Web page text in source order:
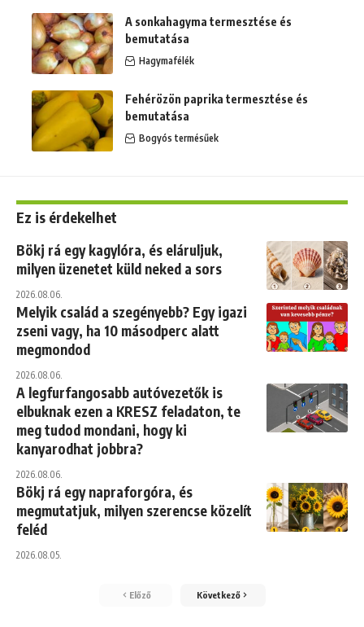
A sonkahagyma termesztése és
bemutatása
Hagymafélék
Fehérözön paprika termesztése és
bemutatása
Bogyós termésűek
Ez is érdekelhet
Bökj rá egy kagylóra, és eláruljuk,
milyen üzenetet küld neked a sors
2026.08.06.
Melyik család a szegényebb? Egy igazi
zseni vagy, ha 10 másodperc alatt
megmondod
2026.08.06.
A legfurfangosabb autóvezetők is
elbuknak ezen a KRESZ feladaton, te
meg tudod mondani, hogy ki
kanyarodhat jobbra?
2026.08.06.
Bökj rá egy napraforgóra, és
megmutatjuk, milyen szerencse közelít
feléd
2026.08.05.
Előző Következő